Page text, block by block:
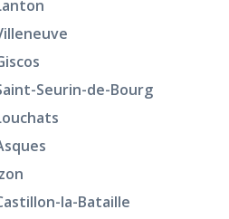
Seurin-de-Bourg
la-Bataille